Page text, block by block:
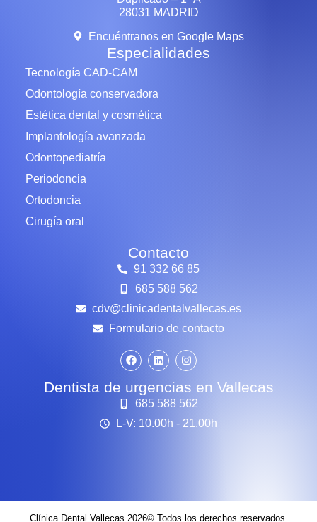
28031 MADRID
Encuéntranos en Google Maps
Especialidades
Tecnología CAD-CAM
Odontología conservadora
Estética dental y cosmética
Implantología avanzada
Odontopediatría
Periodoncia
Ortodoncia
Cirugía oral
Contacto
91 332 66 85
685 588 562
cdv@clinicadentalvallecas.es
Formulario de contacto
Dentista de urgencias en Vallecas
685 588 562
L-V: 10.00h - 21.00h
Clínica Dental Vallecas 2026© Todos los derechos reservados.